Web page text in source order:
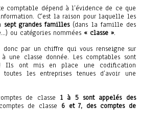
comptable dépend à l’évidence de ce que
C’est la raison pour laquelle les
sept grandes familles(dans la famille des
ou catégories nommées « classe ».
donc par un chiffre qui vous renseigne sur
une classe donnée. Les comptables sont
! Ils ont mis en place une codification
les entreprises tenues d’avoir une
de classe 1 à 5 sont appelés des
de classe 6 et 7, des comptes de